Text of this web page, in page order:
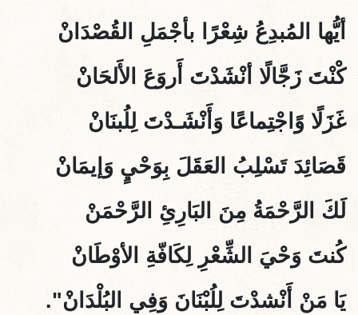
أيُّها المُبدِعُ شِعْرًا بأجْمَلِ القُصْدَانْ
كْنْتَ زَجَّالًا أنْشَدْتَ أَروَعَ الأَلحَانْ
غَزَلًا وًاجْتِماعًا وَأَنْشَـدْتَ لِلُبنَانْ
قَصَائِدَ تَسْلِبُ العَقَلَ بِوَحْيٍ وَإيمَانْ
لَكَ الرَّحْمَةُ مِنَ البَارِئِ الرَّحْمَنْ
كُنتَ وَحْيَ الشِّعْرِ لِكَافّةِ الأوْطَانْ
يَا مَنْ أَنْشدْتَ لِلُبْنَانَ وَفِي البُلْدَانْ".